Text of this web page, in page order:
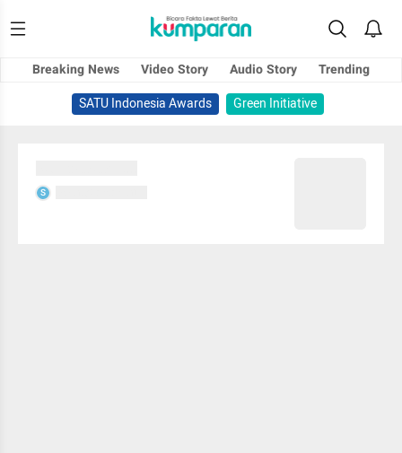
Breaking News Video Story Audio Story
Trending
SATU Indonesia Awards
Green Initiative
S